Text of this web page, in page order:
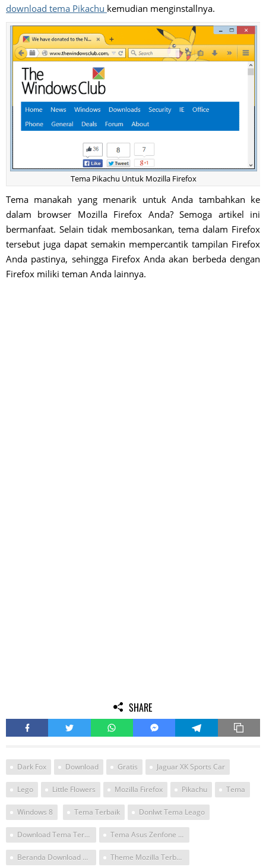
download tema Pikachu kemudian menginstallnya.
Tema Pikachu Untuk Mozilla Firefox
Tema manakah yang menarik untuk Anda tambahkan ke
dalam browser Mozilla Firefox Anda? Semoga artikel ini
bermanfaat. Selain tidak membosankan, tema dalam Firefox
tersebut juga dapat semakin mempercantik tampilan Firefox
Anda pastinya, sehingga Firefox Anda akan berbeda dengan
Firefox miliki teman Anda lainnya.
SHARE
Dark Fox Download Gratis Jaguar XK Sports Car
Lego Little Flowers Mozilla Firefox Pikachu Tema
Windows 8 Tema Terbaik Donlwt Tema Leago
Download Tema Terbaik Tema Asus Zenfone Pikachu
Beranda Download Tema Theme Mozilla Terbaik